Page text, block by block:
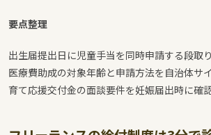
要点整理
出生届提出日に児童手当を同時申請する段取
医療費助成の対象年齢と申請方法を自治体サ
育て応援交付金の面談要件を妊娠届出時に確認